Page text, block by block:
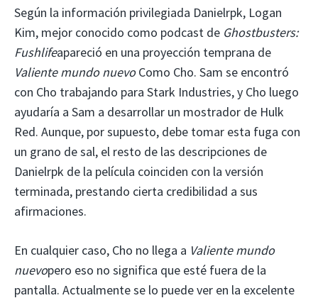
Según la información privilegiada Danielrpk, Logan
Kim, mejor conocido como podcast de Ghostbusters:
Fushlifeapareció en una proyección temprana de
Valiente mundo nuevoComo Cho. Sam se encontró
con Cho trabajando para Stark Industries, y Cho luego
ayudaría a Sam a desarrollar un mostrador de Hulk
Red. Aunque, por supuesto, debe tomar esta fuga con
un grano de sal, el resto de las descripciones de
Danielrpk de la película coinciden con la versión
terminada, prestando cierta credibilidad a sus
afirmaciones.
En cualquier caso, Cho no llega a Valiente mundo
nuevopero eso no significa que esté fuera de la
pantalla. Actualmente se lo puede ver en la excelente